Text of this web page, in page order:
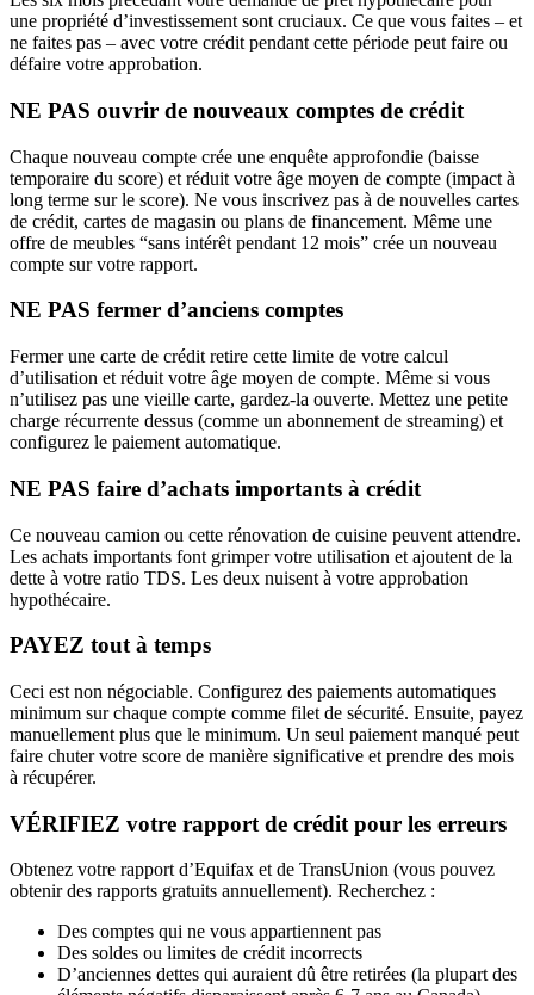
une propriété d’investissement sont cruciaux. Ce que vous faites – et
ne faites pas – avec votre crédit pendant cette période peut faire ou
défaire votre approbation.
NE PAS ouvrir de nouveaux comptes de crédit
Chaque nouveau compte crée une enquête approfondie (baisse
temporaire du score) et réduit votre âge moyen de compte (impact à
long terme sur le score). Ne vous inscrivez pas à de nouvelles cartes
de crédit, cartes de magasin ou plans de financement. Même une
offre de meubles “sans intérêt pendant 12 mois” crée un nouveau
compte sur votre rapport.
NE PAS fermer d’anciens comptes
Fermer une carte de crédit retire cette limite de votre calcul
d’utilisation et réduit votre âge moyen de compte. Même si vous
n’utilisez pas une vieille carte, gardez-la ouverte. Mettez une petite
charge récurrente dessus (comme un abonnement de streaming) et
configurez le paiement automatique.
NE PAS faire d’achats importants à crédit
Ce nouveau camion ou cette rénovation de cuisine peuvent attendre.
Les achats importants font grimper votre utilisation et ajoutent de la
dette à votre ratio TDS. Les deux nuisent à votre approbation
hypothécaire.
PAYEZ tout à temps
Ceci est non négociable. Configurez des paiements automatiques
minimum sur chaque compte comme filet de sécurité. Ensuite, payez
manuellement plus que le minimum. Un seul paiement manqué peut
faire chuter votre score de manière significative et prendre des mois
à récupérer.
VÉRIFIEZ votre rapport de crédit pour les erreurs
Obtenez votre rapport d’Equifax et de TransUnion (vous pouvez
obtenir des rapports gratuits annuellement). Recherchez :
Des comptes qui ne vous appartiennent pas
Des soldes ou limites de crédit incorrects
D’anciennes dettes qui auraient dû être retirées (la plupart des